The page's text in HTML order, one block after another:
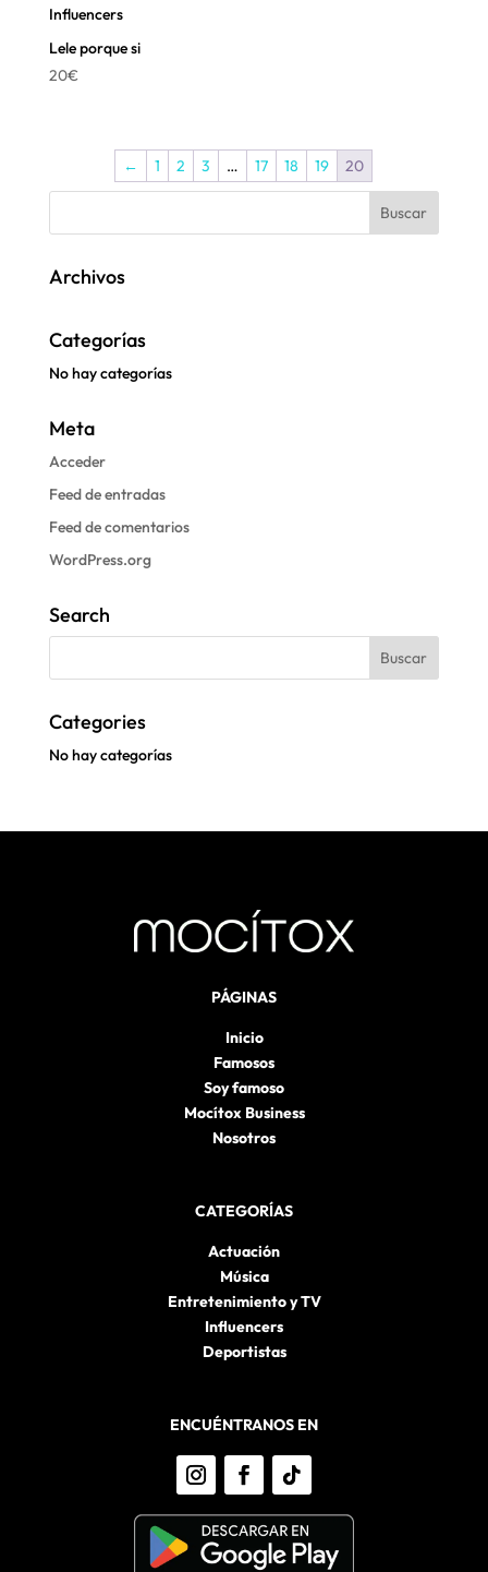
Influencers
Lele porque si
20€
← 1 2 3 … 17 18 19 20
Archivos
Categorías
No hay categorías
Meta
Acceder
Feed de entradas
Feed de comentarios
WordPress.org
Search
Categories
No hay categorías
PÁGINAS
Inicio
Famosos
Soy famoso
Mocítox Business
Nosotros
CATEGORÍAS
Actuación
Música
Entretenimiento y TV
Influencers
Deportistas
ENCUÉNTRANOS EN